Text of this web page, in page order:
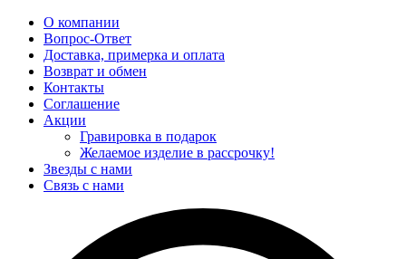
О компании
Вопрос-Ответ
Доставка, примерка и оплата
Возврат и обмен
Контакты
Соглашение
Акции
Гравировка в подарок
Желаемое изделие в рассрочку!
Звезды с нами
Связь с нами